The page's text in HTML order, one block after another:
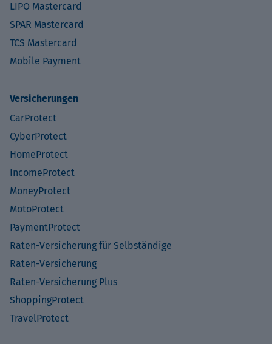
LIPO Mastercard
SPAR Mastercard
TCS Mastercard
Mobile Payment
Versicherungen
CarProtect
CyberProtect
HomeProtect
IncomeProtect
MoneyProtect
MotoProtect
PaymentProtect
Raten-Versicherung für Selbständige
Raten-Versicherung
Raten-Versicherung Plus
ShoppingProtect
TravelProtect